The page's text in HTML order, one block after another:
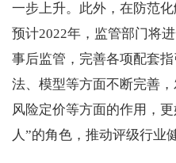
一步上升。此外，在防范
预计2022年，监管部门将
事后监管，完善各项配套
法、模型等方面不断完善
风险定价等方面的作用，
人”的角色，推动评级行业